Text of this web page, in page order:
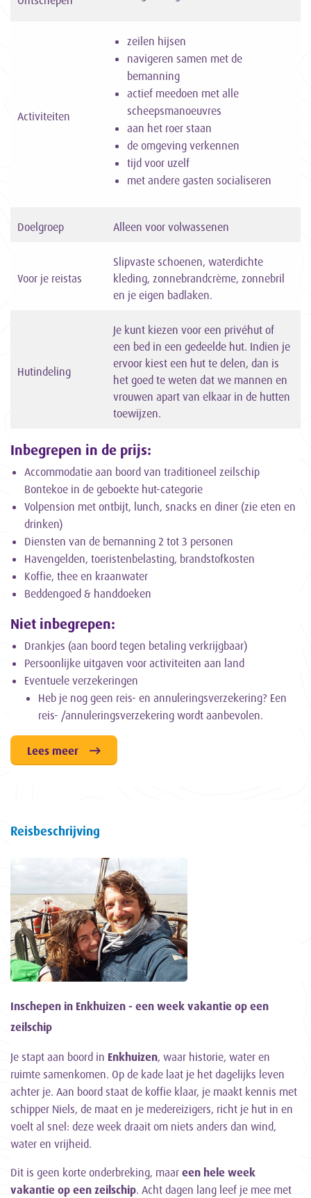
Activiteiten
zeilen hijsen
navigeren samen met de
bemanning
actief meedoen met alle
scheepsmanoeuvres
aan het roer staan
de omgeving verkennen
tijd voor uzelf
met andere gasten socialiseren
Doelgroep Alleen voor volwassenen
Voor je reistas
Slipvaste schoenen, waterdichte
kleding, zonnebrandcrème, zonnebril
en je eigen badlaken.
Hutindeling
Je kunt kiezen voor een privéhut of
een bed in een gedeelde hut. Indien je
ervoor kiest een hut te delen, dan is
het goed te weten dat we mannen en
vrouwen apart van elkaar in de hutten
toewijzen.
Inbegrepen in de prijs:
Accommodatie aan boord van traditioneel zeilschip
Bontekoe in de geboekte hut-categorie
Volpension met ontbijt, lunch, snacks en diner (zie eten en
drinken)
Diensten van de bemanning 2 tot 3 personen
Havengelden, toeristenbelasting, brandstofkosten
Koffie, thee en kraanwater
Beddengoed & handdoeken
Niet inbegrepen:
Drankjes (aan boord tegen betaling verkrijgbaar)
Persoonlijke uitgaven voor activiteiten aan land
Eventuele verzekeringen
Heb je nog geen reis- en annuleringsverzekering? Een
reis- /annuleringsverzekering wordt aanbevolen.
Lees meer
Reisbeschrijving
Inschepen in Enkhuizen - een week vakantie op een
zeilschip
Je stapt aan boord in Enkhuizen, waar historie, water en
ruimte samenkomen. Op de kade laat je het dagelijks leven
achter je. Aan boord staat de koffie klaar, je maakt kennis met
schipper Niels, de maat en je medereizigers, richt je hut in en
voelt al snel: deze week draait om niets anders dan wind,
water en vrijheid.
Dit is geen korte onderbreking, maar een hele week
vakantie op een zeilschip. Acht dagen lang leef je mee met